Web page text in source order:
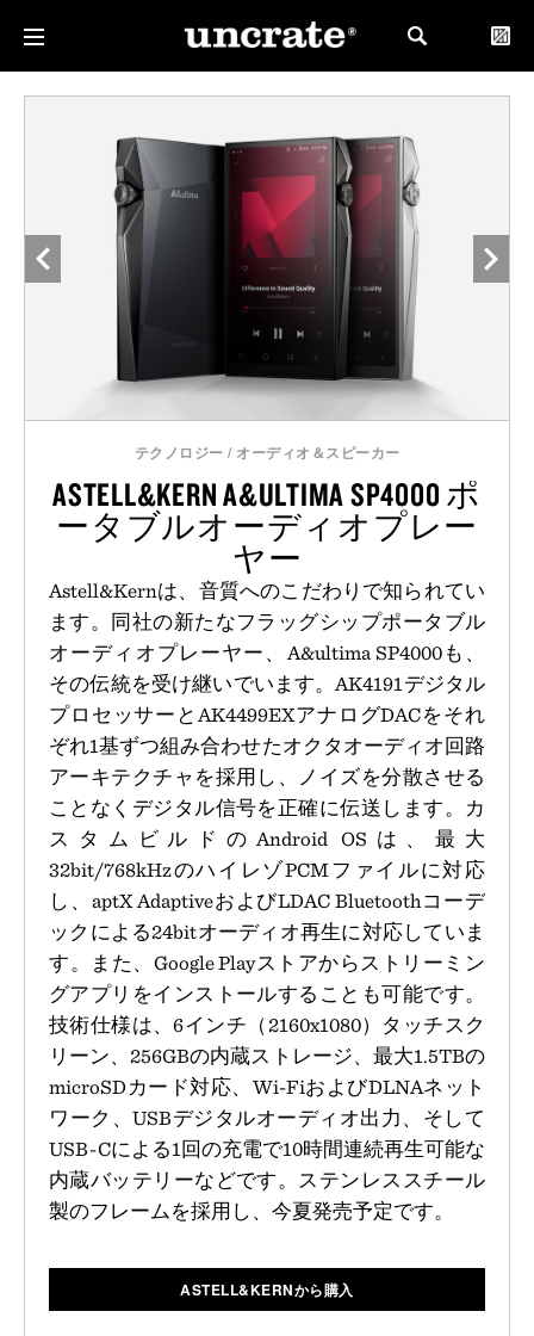
テクノロジー / オーディオ＆スピーカー
ASTELL&KERN A&ULTIMA SP4000 ポ
ータブルオーディオプレー
ヤー
Astell&Kernは、音質へのこだわりで知られてい
ます。同社の新たなフラッグシップポータブル
オーディオプレーヤー、A&ultima SP4000も、
その伝統を受け継いでいます。AK4191デジタル
プロセッサーとAK4499EXアナログDACをそれ
ぞれ1基ずつ組み合わせたオクタオーディオ回路
アーキテクチャを採用し、ノイズを分散させる
ことなくデジタル信号を正確に伝送します。カ
スタムビルドのAndroid OSは、最大
32bit/768kHzのハイレゾPCMファイルに対応
し、aptX AdaptiveおよびLDAC Bluetoothコーデ
ックによる24bitオーディオ再生に対応していま
す。また、Google Playストアからストリーミン
グアプリをインストールすることも可能です。
技術仕様は、6インチ（2160x1080）タッチスク
リーン、256GBの内蔵ストレージ、最大1.5TBの
microSDカード対応、Wi-FiおよびDLNAネット
ワーク、USBデジタルオーディオ出力、そして
USB-Cによる1回の充電で10時間連続再生可能な
内蔵バッテリーなどです。ステンレススチール
製のフレームを採用し、今夏発売予定です。
ASTELL&KERNから購入